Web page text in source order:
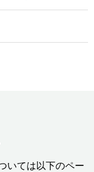
いては以下のペー